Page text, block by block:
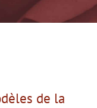
de la